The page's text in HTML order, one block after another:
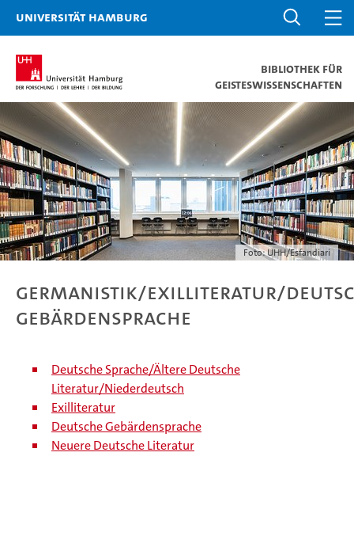
Universität Hamburg
Bibliothek für
Geisteswissenschaften
Foto: UHH/Esfandiari
Germanistik/Exilliteratur/
Gebärdensprache
Deutsche Sprache/Ältere Deutsche
Literatur/Niederdeutsch
Exilliteratur
Deutsche Gebärdensprache
Neuere Deutsche Literatur